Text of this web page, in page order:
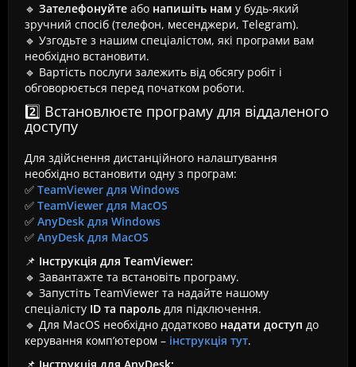
🔹 Зателефонуйте або напишіть нам у будь-який
зручний спосіб (телефон, месенджери, Telegram).
🔹 Узгодьте з нашим спеціалістом, які програми вам
необхідно встановити.
🔹 Вартість послуги залежить від обсягу робіт і
обговорюється перед початком роботи.
2️⃣ Встановлюєте програму для віддаленого
доступу
Для здійснення дистанційного налаштування
необхідно встановити одну з програм:
✅ TeamViewer для Windows
✅ TeamViewer для MacOS
✅ AnyDesk для Windows
✅ AnyDesk для MacOS
📌 Інструкція для TeamViewer:
🔹 Завантажте та встановіть програму.
🔹 Запустіть TeamViewer та надайте нашому
спеціалісту ID та пароль для підключення.
🔹 Для MacOS необхідно додатково надати доступ до
керування комп’ютером – інструкція тут.